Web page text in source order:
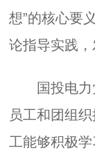
想”的核心要
论指导实践，
国投电
员工和团组
工能够积极